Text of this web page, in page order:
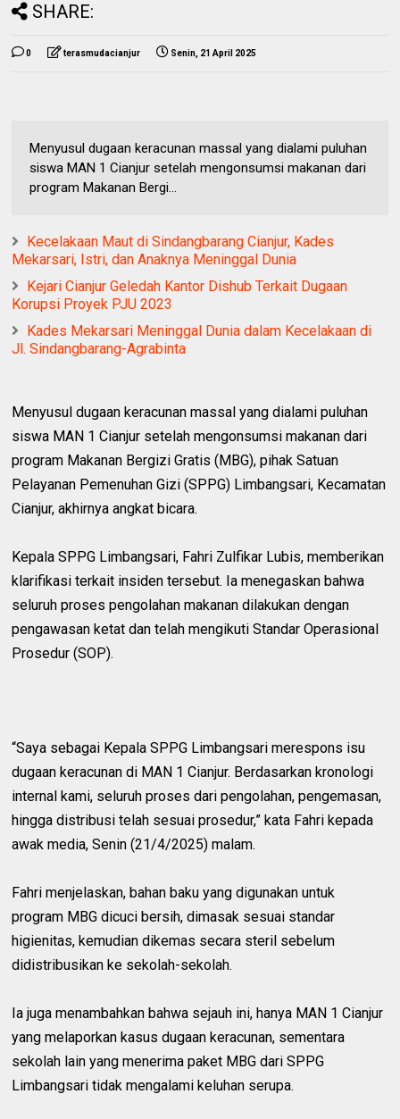
SHARE:
0 terasmudacianjur Senin, 21 April 2025
Menyusul dugaan keracunan massal yang dialami puluhan
siswa MAN 1 Cianjur setelah mengonsumsi makanan dari
program Makanan Bergi...
Kecelakaan Maut di Sindangbarang Cianjur, Kades
Mekarsari, Istri, dan Anaknya Meninggal Dunia
Kejari Cianjur Geledah Kantor Dishub Terkait Dugaan
Korupsi Proyek PJU 2023
Kades Mekarsari Meninggal Dunia dalam Kecelakaan di
Jl. Sindangbarang-Agrabinta
Menyusul dugaan keracunan massal yang dialami puluhan
siswa MAN 1 Cianjur setelah mengonsumsi makanan dari
program Makanan Bergizi Gratis (MBG), pihak Satuan
Pelayanan Pemenuhan Gizi (SPPG) Limbangsari, Kecamatan
Cianjur, akhirnya angkat bicara.
Kepala SPPG Limbangsari, Fahri Zulfikar Lubis, memberikan
klarifikasi terkait insiden tersebut. Ia menegaskan bahwa
seluruh proses pengolahan makanan dilakukan dengan
pengawasan ketat dan telah mengikuti Standar Operasional
Prosedur (SOP).
“Saya sebagai Kepala SPPG Limbangsari merespons isu
dugaan keracunan di MAN 1 Cianjur. Berdasarkan kronologi
internal kami, seluruh proses dari pengolahan, pengemasan,
hingga distribusi telah sesuai prosedur,” kata Fahri kepada
awak media, Senin (21/4/2025) malam.
Fahri menjelaskan, bahan baku yang digunakan untuk
program MBG dicuci bersih, dimasak sesuai standar
higienitas, kemudian dikemas secara steril sebelum
didistribusikan ke sekolah-sekolah.
Ia juga menambahkan bahwa sejauh ini, hanya MAN 1 Cianjur
yang melaporkan kasus dugaan keracunan, sementara
sekolah lain yang menerima paket MBG dari SPPG
Limbangsari tidak mengalami keluhan serupa.